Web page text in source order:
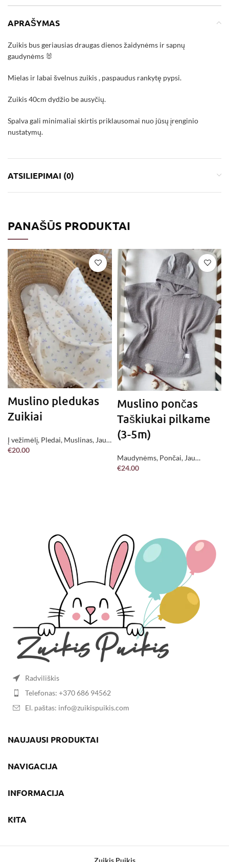
APRAŠYMAS
Zuikis bus geriausias draugas dienos žaidynėms ir sapnų
gaudynėms 🐰
Mielas ir labai švelnus zuikis , paspaudus rankytę pypsi.
Zuikis 40cm dydžio be ausyčių.
Spalva gali minimaliai skirtis priklausomai nuo jūsų įrenginio
nustatymų.
ATSILIEPIMAI (0)
PANAŠŪS PRODUKTAI
Muslino pledukas
Zuikiai
Į vežimėlį, Pledai, Muslinas, Jau
pagaminta !
€20.00
Muslino pončas
Taškiukai pilkame
(3-5m)
Maudynėms, Pončai, Jau
pagaminta !
€24.00
Radviliškis
Telefonas: +370 686 94562
El. paštas: info@zuikispuikis.com
NAUJAUSI PRODUKTAI
NAVIGACIJA
INFORMACIJA
KITA
Zuikis Puikis